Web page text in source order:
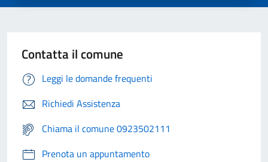
Contatta il comune
Leggi le domande frequenti
Richiedi Assistenza
Chiama il comune 0923502111
Prenota un appuntamento